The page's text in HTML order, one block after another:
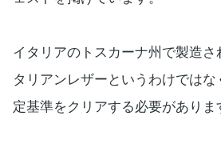
イタリアのトスカーナ州で製造さ
タリアンレザーというわけでは
定基準をクリアする必要がありま